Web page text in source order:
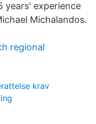
years' experience
Michalandos.
regional
krav